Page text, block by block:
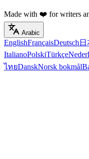
Made with ❤️ for writers
Arabic
EnglishFrançaisDeutsch
ItalianoPolskiTürkçe
ไทยDanskNorsk bokmål